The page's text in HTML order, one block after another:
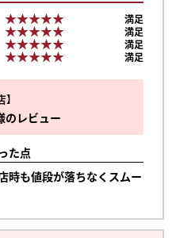
のレビュー
た点
時も値段が落ちなくスムー
★★★★★
★★★★★
満足
★★★★★
★★★★★
満足
★★★★★
★★★★★
満足
★★★★★
★★★★★ 満足